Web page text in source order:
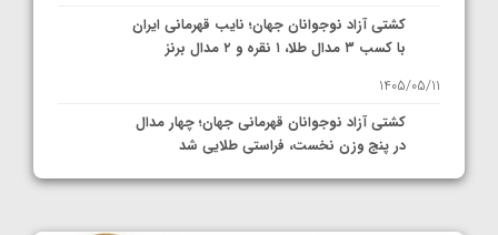
کشتی آزاد نوجوانان جهان؛ نایب قهرمانی ایران
با کسب ۳ مدال طلا، ۱ نقره و ۲ مدال برنز
1405/05/11
کشتی آزاد نوجوانان قهرمانی جهان؛ چهار مدال
در پنج وزن نخست، فراستی طلایی شد
1405/05/11